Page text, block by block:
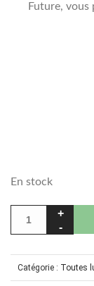
Future, vous
En stock
Catégorie : Toutes